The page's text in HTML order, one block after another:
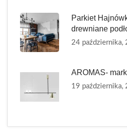
Parkiet
drewniane
24 października,
AROMAS-
19 października,